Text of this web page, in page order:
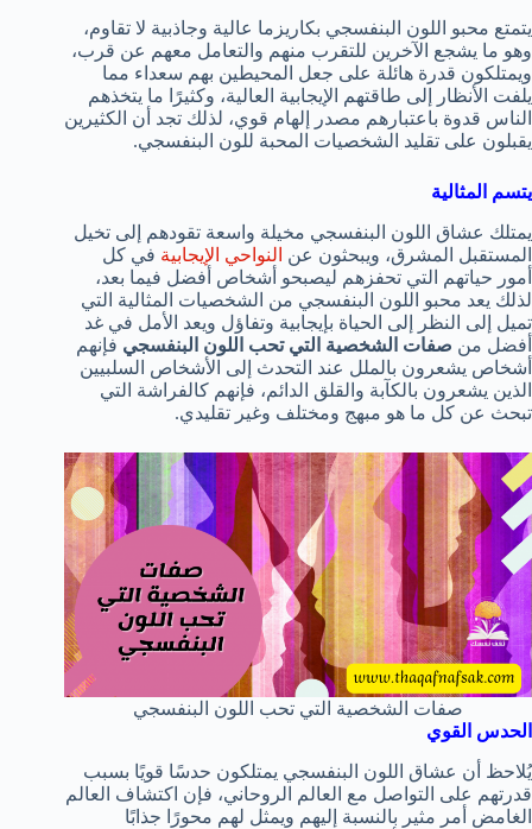
يتمتع محبو اللون البنفسجي بكاريزما عالية وجاذبية لا تقاوم،
وهو ما يشجع الآخرين للتقرب منهم والتعامل معهم عن قرب،
ويمتلكون قدرة هائلة على جعل المحيطين بهم سعداء مما
يلفت الأنظار إلى طاقتهم الإيجابية العالية، وكثيرًا ما يتخذهم
الناس قدوة باعتبارهم مصدر إلهام قوي، لذلك تجد أن الكثيرين
يقبلون على تقليد الشخصيات المحبة للون البنفسجي.
يتسم المثالية
يمتلك عشاق اللون البنفسجي مخيلة واسعة تقودهم إلى تخيل
المستقبل المشرق، ويبحثون عن النواحي الإيجابية في كل
أمور حياتهم التي تحفزهم ليصبحو أشخاص أفضل فيما بعد،
لذلك يعد محبو اللون البنفسجي من الشخصيات المثالية التي
تميل إلى النظر إلى الحياة بإيجابية وتفاؤل ويعد الأمل في غد
أفضل من صفات الشخصية التي تحب اللون البنفسجي فإنهم
أشخاص يشعرون بالملل عند التحدث إلى الأشخاص السلبيين
الذين يشعرون بالكآبة والقلق الدائم، فإنهم كالفراشة التي
تبحث عن كل ما هو مبهج ومختلف وغير تقليدي.
صفات الشخصية التي تحب اللون البنفسجي
الحدس القوي
يُلاحظ أن عشاق اللون البنفسجي يمتلكون حدسًا قويًا بسبب
قدرتهم على التواصل مع العالم الروحاني، فإن اكتشاف العالم
الغامض أمر مثير بالنسبة إليهم ويمثل لهم محورًا جذابًا